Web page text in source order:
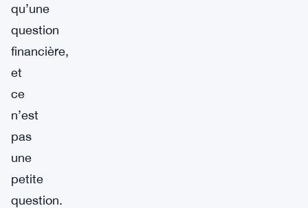
qu’une
question
financière,
et
ce
n’est
pas
une
petite
question.